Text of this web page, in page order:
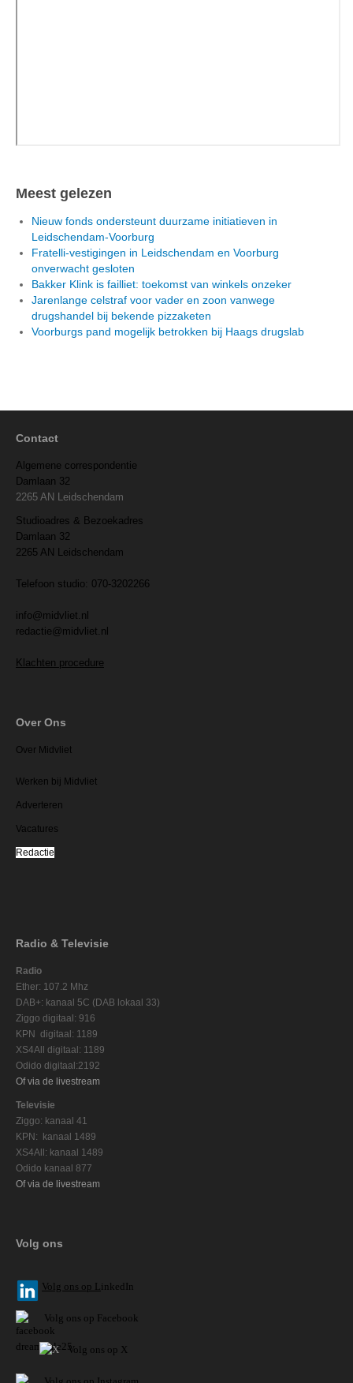
Meest gelezen
Nieuw fonds ondersteunt duurzame initiatieven in
Leidschendam-Voorburg
Fratelli-vestigingen in Leidschendam en Voorburg
onverwacht gesloten
Bakker Klink is failliet: toekomst van winkels onzeker
Jarenlange celstraf voor vader en zoon vanwege
drugshandel bij bekende pizzaketen
Voorburgs pand mogelijk betrokken bij Haags drugslab
Contact
Algemene correspondentie
Damlaan 32
2265 AN Leidschendam
Studioadres & Bezoekadres
Damlaan 32
2265 AN Leidschendam
Telefoon studio: 070-3202266
info@midvliet.nl
redactie@midvliet.nl
Klachten procedure
Over Ons
Over Midvliet
Werken bij Midvliet
Adverteren
Vacatures
Redactie
Radio & Televisie
Radio
Ether: 107.2 Mhz
DAB+: kanaal 5C (DAB lokaal 33)
Ziggo digitaal: 916
KPN digitaal: 1189
XS4All digitaal: 1189
Odido digitaal:2192
Of via de livestream
Televisie
Ziggo: kanaal 41
KPN: kanaal 1489
XS4All: kanaal 1489
Odido kanaal 877
Of via de livestream
Volg ons
Volg ons op L inkedIn
Volg ons op Facebook
Volg ons op X